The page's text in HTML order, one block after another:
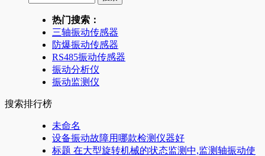
热门搜索：
三轴振动传感器
防爆振动传感器
RS485振动传感器
振动分析仪
振动监测仪
搜索排行榜
未命名
设备振动故障用哪款检测仪器好
标题 在大型旋转机械的状态监测中,监测轴振动使